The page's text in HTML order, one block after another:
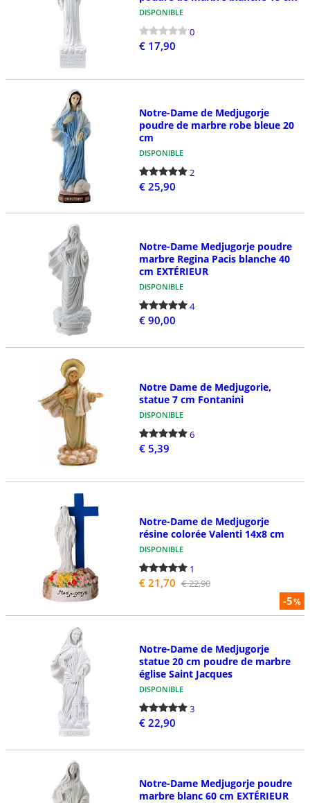
DISPONIBLE
0
€ 17,90
Notre-Dame de Medjugorje
poudre de marbre robe bleue 20
cm
DISPONIBLE
2
€ 25,90
Notre-Dame Medjugorje poudre
marbre Regina Pacis blanche 40
cm EXTÉRIEUR
DISPONIBLE
4
€ 90,00
Notre Dame de Medjugorie,
statue 7 cm Fontanini
DISPONIBLE
6
€ 5,39
-5%
Notre-Dame de Medjugorje
résine colorée Valenti 14x8 cm
DISPONIBLE
1
€ 21,70 € 22,90
Notre-Dame de Medjugorje
statue 20 cm poudre de marbre
église Saint Jacques
DISPONIBLE
3
€ 22,90
Notre-Dame Medjugorje poudre
marbre blanc 60 cm EXTÉRIEUR